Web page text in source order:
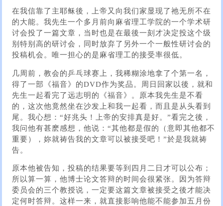
在我信靠了主耶稣後，上帝又向我们家显现了祂无所不在
的大能。我先生一个多月前向麻省理工学院的一个学术研
讨会投了一篇文章，当时也是在最後一刻才决定投这个级
别特别高的研讨会，同时放弃了另外一个一般性研讨会的
投稿机会。唯一担心的是麻省理工的接受率很低。
几周前，教会的乒乓球赛上，我稀糊涂地拿了个第一名，
得了一部《福音》的DVD作为奖品。周日回家以後，就和
先生一起看完了远志明的《福音》。原本我先生是不看
的，这次他竟然坐在沙发上和我一起看，而且是从头看到
尾。我心想：“好兆头！上帝的安排真是好。”看完之後，
我问他有甚麽感想，他说：“其他都是假的（意即其他都不
重要），妳就祷告我的文章可以被接受吧！”於是我就祷
告。
原本他被告知，投稿的结果要等到四月二日才可以公布；
所以算一算，他博士论文答辩的时间会很紧张。因为答辩
委员会的三个教授说，一定要这篇文章被接受之後才能决
定何时答辩。这样一来，就直接影响他能不能参加五月份